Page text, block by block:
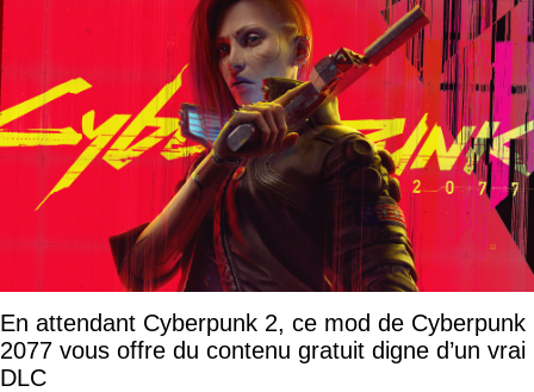
En attendant Cyberpunk 2, ce mod de Cyberpunk
2077 vous offre du contenu gratuit digne d’un vrai
DLC